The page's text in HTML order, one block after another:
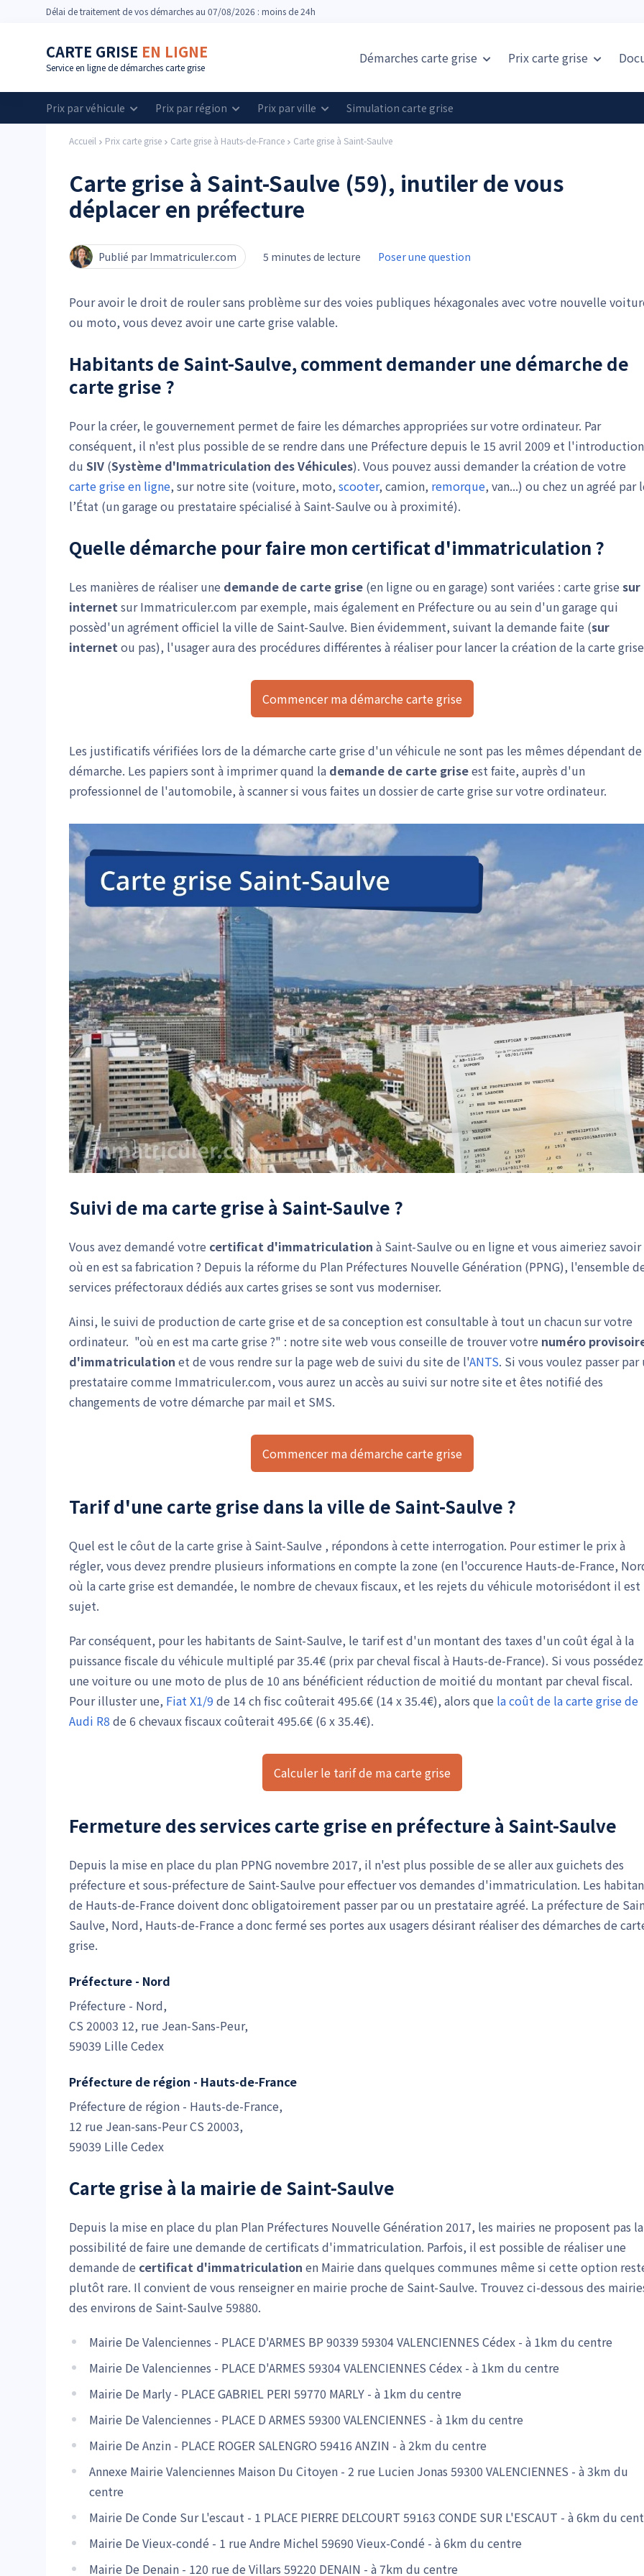
Délai de traitement de vos démarches au 07/08/2026 : moins de 24h
CARTE GRISE EN LIGNE
Service en ligne de démarches carte grise
Démarches carte grise Prixcarte grise
Prix par véhicule Prix par région Prix par ville Simulation carte grise
Accueil Prix carte grise Carte grise à Hauts-de-France Carte grise à Saint-Saulve
Carte grise à Saint-Saulve (59), inutiler de vous
déplacer en préfecture
Publié par Immatriculer.com 5 minutes de lecture Poser une question
Pour avoir le droit de rouler sans problème sur des voies publiques héxagonales avec votre nouvelle
ou moto, vous devez avoir une carte grise valable.
Habitants de Saint-Saulve, comment demander une démarche de
carte grise ?
Pour la créer, le gouvernement permet de faire les démarches appropriées sur votre ordinateur. Par
conséquent, il n'est plus possible de se rendre dans une Préfecture depuis le 15 avril 2009 et l'introduction
du SIV (Système d'Immatriculation des Véhicules). Vous pouvez aussi demander la création de votre
carte grise en ligne, sur notre site (voiture, moto, scooter, camion, remorque, van...) ou chez un agréé par
l’État (un garage ou prestataire spécialisé à Saint-Saulve ou à proximité).
Quelle démarche pour faire mon certificat d'immatriculation ?
Les manières de réaliser une demande de carte grise (en ligne ou en garage) sont variées : carte grise sur
internetsur Immatriculer.com par exemple, mais également en Préfecture ou au sein d'un garage qui
possèd'un agrément officiel la ville de Saint-Saulve. Bien évidemment, suivant la demande faite (sur
internetou pas), l'usager aura des procédures différentes à réaliser pour lancer la création de la carte
Commencer ma démarche carte grise
Les justificatifs vérifiées lors de la démarche carte grise d'un véhicule ne sont pas les mêmes dépendant
démarche. Les papiers sont à imprimer quand la demande de carte griseest faite, auprès d'un
professionnel de l'automobile, à scanner si vous faites un dossier de carte grise sur votre ordinateur.
Suivi de ma carte grise à Saint-Saulve ?
Vous avez demandé votre certificat d'immatriculation à Saint-Saulve ou en ligne et vous aimeriez savoir
où en est sa fabrication ? Depuis la réforme du Plan Préfectures Nouvelle Génération (PPNG), l'ensemble
services préfectoraux dédiés aux cartes grises se sont vus moderniser.
Ainsi, le suivi de production de carte grise et de sa conception est consultable à tout un chacun sur votre
ordinateur. "où en est ma carte grise ?" : notre site web vous conseille de trouver votre numéro
d'immatriculation et de vous rendre sur la page web de suivi du site de l'ANTS. Si vous voulez passer par
prestataire comme Immatriculer.com, vous aurez un accès au suivi sur notre site et êtes notifié des
changements de votre démarche par mail et SMS.
Commencer ma démarche carte grise
Tarif d'une carte grise dans la ville de Saint-Saulve ?
Quel est le côut de la carte grise à Saint-Saulve , répondons à cette interrogation. Pour estimer le prix à
régler, vous devez prendre plusieurs informations en compte la zone (en l'occurence Hauts-de-France,
où la carte grise est demandée, le nombre de chevaux fiscaux, et les rejets du véhicule motorisédont il est
sujet.
Par conséquent, pour les habitants de Saint-Saulve, le tarif est d'un montant des taxes d'un coût égal à la
puissance fiscale du véhicule multiplé par 35.4€ (prix par cheval fiscal à Hauts-de-France). Si vous possédez
une voiture ou une moto de plus de 10 ans bénéficient réduction de moitié du montant par cheval fiscal.
Pour illuster une, Fiat X1/9 de 14 ch fisc coûterait 495.6€ (14 x 35.4€), alors que la coût de la carte grise de
Audi R8 de 6 chevaux fiscaux coûterait 495.6€ (6 x 35.4€).
Calculer le tarif de ma carte grise
Fermeture des services carte grise en préfecture à Saint-Saulve
Depuis la mise en place du plan PPNG novembre 2017, il n'est plus possible de se aller aux guichets des
préfecture et sous-préfecture de Saint-Saulve pour effectuer vos demandes d'immatriculation. Les
de Hauts-de-France doivent donc obligatoirement passer par ou un prestataire agréé. La préfecture de
Saulve, Nord, Hauts-de-France a donc fermé ses portes aux usagers désirant réaliser des démarches de
grise.
Préfecture - Nord
Préfecture - Nord,
CS 20003 12, rue Jean-Sans-Peur,
59039 Lille Cedex
Préfecture de région - Hauts-de-France
Préfecture de région - Hauts-de-France,
12 rue Jean-sans-Peur CS 20003,
59039 Lille Cedex
Carte grise à la mairie de Saint-Saulve
Depuis la mise en place du plan Plan Préfectures Nouvelle Génération 2017, les mairies ne proposent pas la
possibilité de faire une demande de certificats d'immatriculation. Parfois, il est possible de réaliser une
demande de certificat d'immatriculation en Mairie dans quelques communes même si cette option
plutôt rare. Il convient de vous renseigner en mairie proche de Saint-Saulve. Trouvez ci-dessous des
des environs de Saint-Saulve 59880.
Mairie De Valenciennes - PLACE D'ARMES BP 90339 59304 VALENCIENNES Cédex - à 1km du centre
Mairie De Valenciennes - PLACE D'ARMES 59304 VALENCIENNES Cédex - à 1km du centre
Mairie De Marly - PLACE GABRIEL PERI 59770 MARLY - à 1km du centre
Mairie De Valenciennes - PLACE D ARMES 59300 VALENCIENNES - à 1km du centre
Mairie De Anzin - PLACE ROGER SALENGRO 59416 ANZIN - à 2km du centre
Annexe Mairie Valenciennes Maison Du Citoyen - 2 rue Lucien Jonas 59300 VALENCIENNES - à 3km du
centre
Mairie De Conde Sur L'escaut - 1 PLACE PIERRE DELCOURT 59163 CONDE SUR L'ESCAUT - à 6km du
Mairie De Vieux-condé - 1 rue Andre Michel 59690 Vieux-Condé - à 6km du centre
Mairie De Denain - 120 rue de Villars 59220 DENAIN - à 7km du centre